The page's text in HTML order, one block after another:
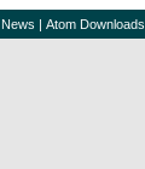
| Atom Downloads